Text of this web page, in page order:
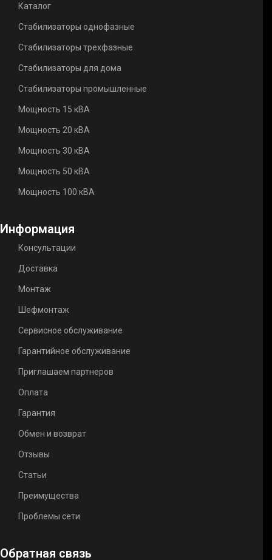
Каталог
Стабилизаторы однофазные
Стабилизаторы трехфазные
Стабилизаторы для дома
Стабилизаторы промышленные
Мощность 15 кВА
Мощность 20 кВА
Мощность 30 кВА
Мощность 50 кВА
Мощность 100 кВА
Информация
Консультации
Доставка
Монтаж
Шефмонтаж
Сервисное обслуживание
Гарантийное обслуживание
Приглашаем партнеров
Оплата
Гарантия
Обмен и возврат
Отзывы
Статьи
Преимущества
Проблемы сети
Обратная связь